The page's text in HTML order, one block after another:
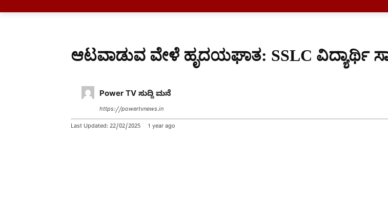
ಆಟವಾಡುವ ವೇಳೆ ಹೃದಯಘಾತ: SSLC ವಿದ್ಯಾರ್ಥಿ
Power TV ಸುದ್ದಿ ಮನೆ
https://powertvnews.in
Last Updated: 22/02/2025 1 year ago